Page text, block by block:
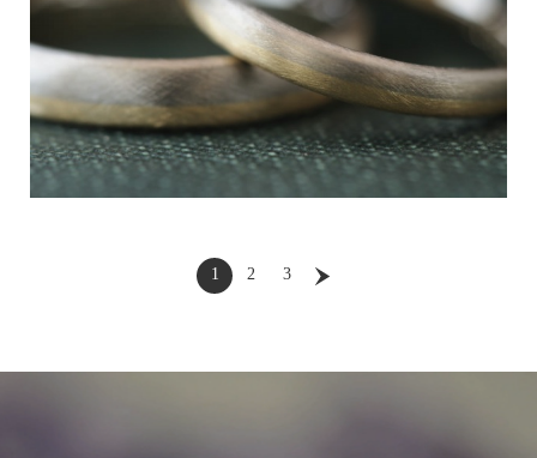
1 2 3